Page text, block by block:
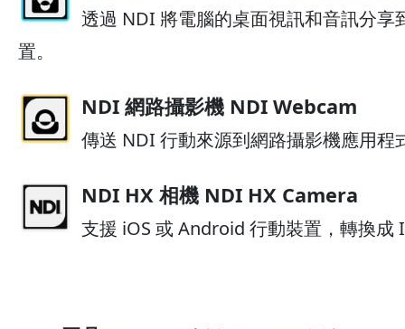
透過 NDI 將電腦的桌面視訊和音訊分享
置。
NDI 網路攝影機 NDI Webcam
傳送 NDI 行動來源到網路攝影機應用程
NDI HX 相機 NDI HX Camera
支援 iOS 或 Android 行動裝置，轉換成